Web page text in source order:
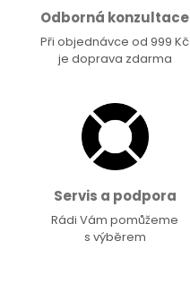
Odborná konzultace
Při objednávce od 999 Kč
je doprava zdarma
Servis a podpora
Rádi Vám pomůžeme
s výběrem